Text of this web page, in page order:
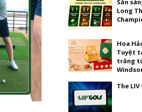
Sẵn
Long
Hoa
Tuyệt
trăng
The